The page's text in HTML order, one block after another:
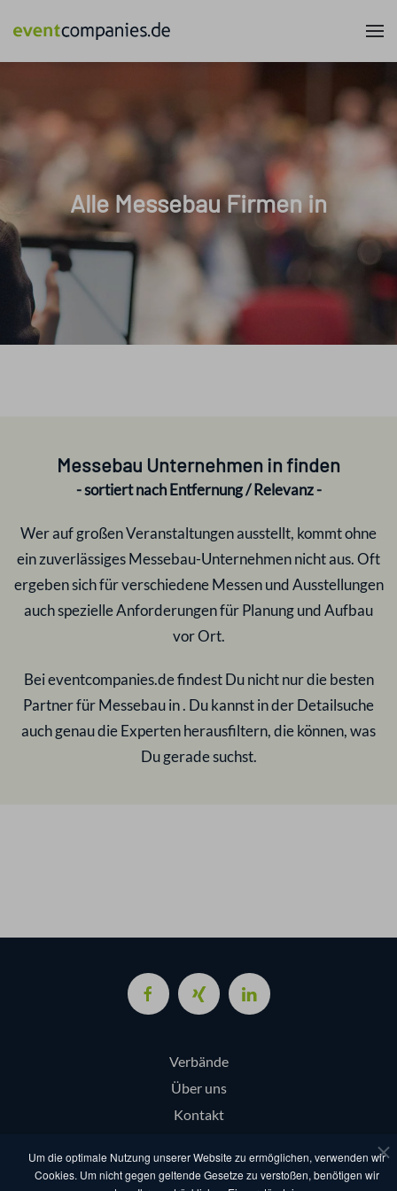
Alle Messebau Firmen in
Messebau Unternehmen infinden
- sortiert nach Entfernung / Relevanz -
Wer auf großen Veranstaltungen ausstellt, kommt ohne
ein zuverlässiges Messebau-Unternehmen nicht aus. Oft
ergeben sich für verschiedene Messen und Ausstellungen
auch spezielle Anforderungen für Planung und Aufbau
vor Ort.
Bei eventcompanies.de findest Du nicht nur die besten
Partner für Messebau in. Du kannst in der Detailsuche
auch genau die Experten herausfiltern, die können, was
Du gerade suchst.
Verbände
Über uns
Kontakt
Um die optimale Nutzung unserer Website zu ermöglichen, verwenden wir
Cookies. Um nicht gegen geltende Gesetze zu verstoßen, benötigen wir